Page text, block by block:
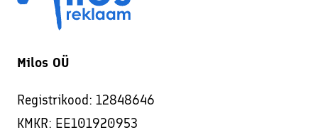
Milos OÜ
Registrikood: 12848646
KMKR: EE101920953